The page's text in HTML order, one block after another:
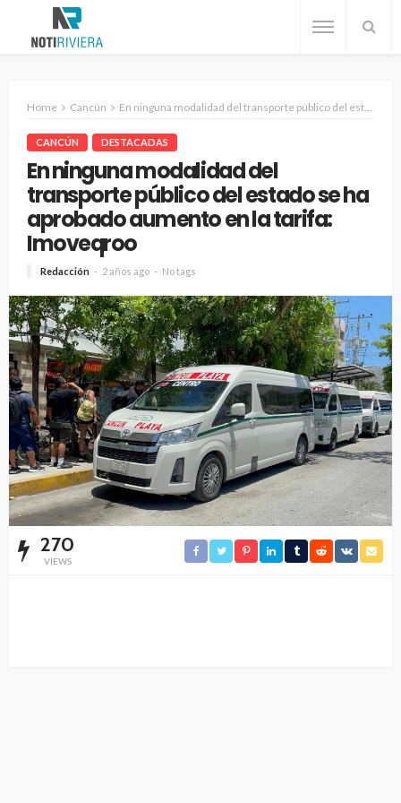
Home Cancún En ninguna modalidad del transporte público del estado se ha aprobado aumento en la tarifa: Imoveqroo
CANCÚN DESTACADAS
En ninguna modalidad del
transporte público del estado se ha
aprobado aumento en la tarifa:
Imoveqroo
Redacción 2 años ago No tags
270
VIEWS